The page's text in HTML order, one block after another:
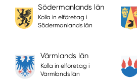
Södermanlands län
Kolla in elföretag i
Södermanlands län
Värmlands län
Kolla in elföretag i
Värmlands län